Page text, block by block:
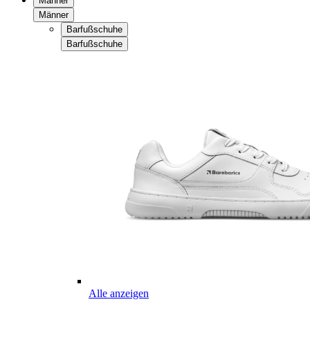
Männer
Barfußschuhe
Barfußschuhe
Alle anzeigen